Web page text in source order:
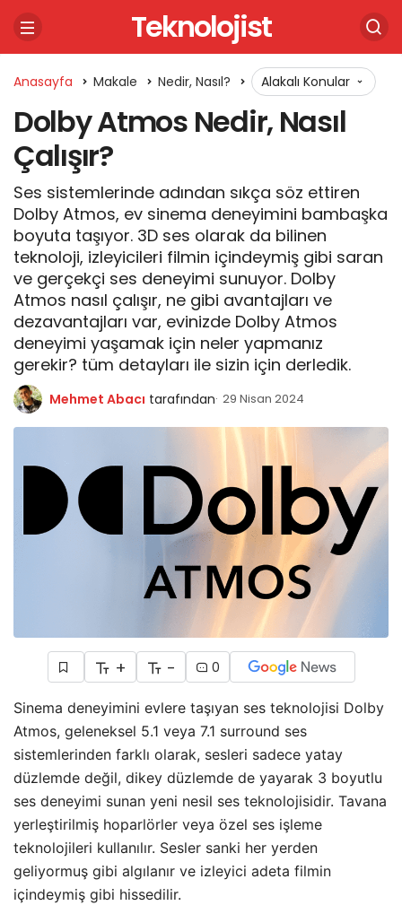
Teknolojist
Anasayfa Makale Nedir, Nasıl? Alakalı Konular
Dolby Atmos Nedir, Nasıl
Çalışır?
Ses sistemlerinde adından sıkça söz ettiren
Dolby Atmos, ev sinema deneyimini bambaşka
boyuta taşıyor. 3D ses olarak da bilinen
teknoloji, izleyicileri filmin içindeymiş gibi saran
ve gerçekçi ses deneyimi sunuyor. Dolby
Atmos nasıl çalışır, ne gibi avantajları ve
dezavantajları var, evinizde Dolby Atmos
deneyimi yaşamak için neler yapmanız
gerekir? tüm detayları ile sizin için derledik.
Mehmet Abacı tarafından 29 Nisan 2024
+ - 0
Sinema deneyimini evlere taşıyan ses teknolojisi Dolby
Atmos, geleneksel 5.1 veya 7.1 surround ses
sistemlerinden farklı olarak, sesleri sadece yatay
düzlemde değil, dikey düzlemde de yayarak 3 boyutlu
ses deneyimi sunan yeni nesil ses teknolojisidir. Tavana
yerleştirilmiş hoparlörler veya özel ses işleme
teknolojileri kullanılır. Sesler sanki her yerden
geliyormuş gibi algılanır ve izleyici adeta filmin
içindeymiş gibi hissedilir.